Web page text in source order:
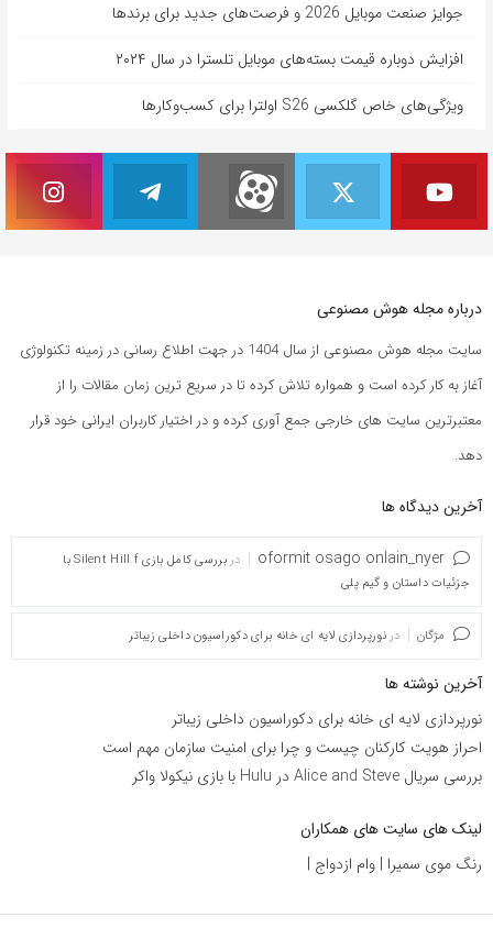
جوایز صنعت موبایل 2026 و فرصت‌های جدید برای برندها
افزایش دوباره قیمت بسته‌های موبایل تلسترا در سال ۲۰۲۴
ویژگی‌های خاص گلکسی S26 اولترا برای کسب‌وکارها
درباره مجله هوش مصنوعی
سایت مجله هوش مصنوعی از سال 1404 در جهت اطلاع رسانی در زمینه تکنولوژی
آغاز به کار کرده است و همواره تلاش کرده تا در سریع ترین زمان مقالات را از
معتبرترین سایت های خارجی جمع آوری کرده و در اختیار کاربران ایرانی خود قرار
دهد.
آخرین دیدگاه ها
oformit osago onlain_nyer در
بررسی کامل بازی Silent Hill f با
جزئیات داستان و گیم پلی
مژگان در نورپردازی لایه ای خانه برای دکوراسیون داخلی زیباتر
آخرین نوشته ها
نورپردازی لایه ای خانه برای دکوراسیون داخلی زیباتر
احراز هویت کارکنان چیست و چرا برای امنیت سازمان مهم است
بررسی سریال Alice and Steve در Hulu با بازی نیکولا واکر
لینک های سایت های همکاران
رنگ موی سمیرا | وام ازدواج |